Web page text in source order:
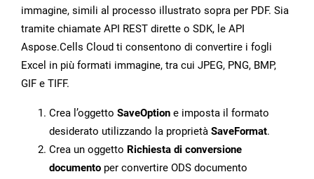
immagine, simili al processo illustrato sopra per PDF. Sia
tramite chiamate API REST dirette o SDK, le API
Aspose.Cells Cloud ti consentono di convertire i fogli
Excel in più formati immagine, tra cui JPEG, PNG, BMP,
GIF e TIFF.
Crea l’oggetto SaveOption e imposta il formato
desiderato utilizzando la proprietà SaveFormat.
Crea un oggetto Richiesta di conversione
documento per convertire ODS documento